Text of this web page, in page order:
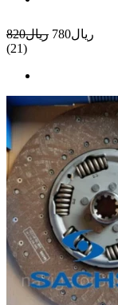
ريال780
ريال820
(21)